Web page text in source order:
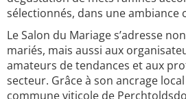
sélectionnés, dans une ambiance
Le Salon du Mariage s’adresse
mariés, mais aussi aux
amateurs de tendances et aux
secteur. Grâce à son ancrage
commune viticole de